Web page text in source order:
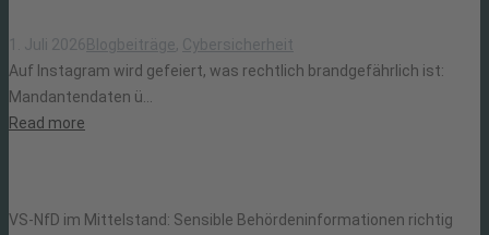
1. Juli 2026 Blogbeiträge, Cybersicherheit
Auf Instagram wird gefeiert, was rechtlich brandgefährlich ist:
Mandantendaten ü...
Read more
VS-NfD im Mittelstand: Sensible Behördeninformationen richtig